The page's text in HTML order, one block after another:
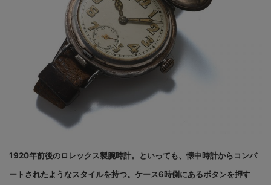
1920年前後のロレックス製腕時計。といっても、懐中時計からコンバ
ートされたようなスタイルを持つ。ケース6時側にあるボタンを押す